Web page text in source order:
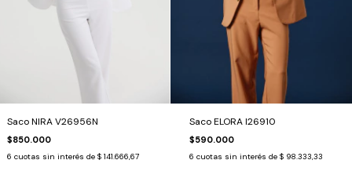
Saco NIRA V26956N
$850.000
6 cuotas sin interés de $ 141.666,67
Saco ELORA I26910
$590.000
6 cuotas sin interés de $ 98.333,33